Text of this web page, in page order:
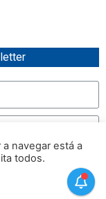
navegar está a
todos.